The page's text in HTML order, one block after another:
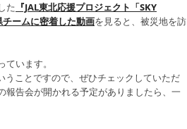
た 『JAL東北応援プロジェクト「SKY
チームに密着した動画を見ると、被災地を訪
います。
うことですので、ぜひチェックしていただ
報告会が開かれる予定がありましたら、一